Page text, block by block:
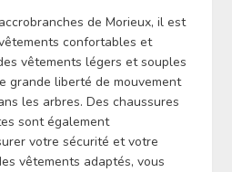
de Morieux, il est
confortables et
vêtements légers et souples
grande liberté de mouvement
les arbres. Des chaussures
sont également
votre sécurité et votre
vêtements adaptés, vous